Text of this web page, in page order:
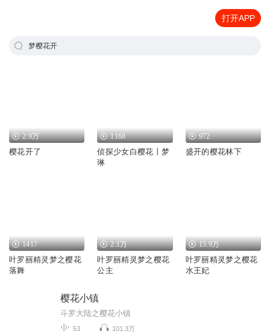
打开APP
梦樱花开
2.9万
樱花开了
1168
侦探少女白樱花丨梦
琳
972
盛开的樱花林下
1417
叶罗丽精灵梦之樱花
落舞
2.1万
叶罗丽精灵梦之樱花
公主
15.9万
叶罗丽精灵梦之樱花
水王妃
樱花小镇
斗罗大陆之樱花小镇
53 101.3万